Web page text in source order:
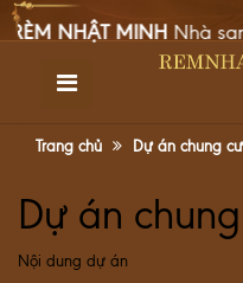
Nhà sang - Dùng
TRANG CHỦ
GIỚI THIỆU
DỰ ÁN
TIN TỨC
Trang chủ Dự án chung
Dự án
Nội dung dự án